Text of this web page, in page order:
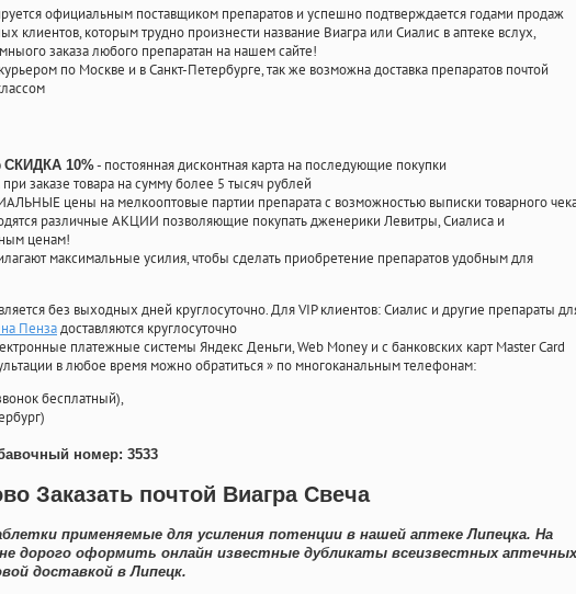
официальным поставщиком препаратов и успешно подтверждается годами продаж
клиентов, которым трудно произнести название Виагра или Сиалис в аптеке вслух,
заказа любого препаратан на нашем сайте!
по Москве и в Санкт-Петербурге, так же возможна доставка препаратов почтой
СКИДКА 10%- постоянная дисконтная карта на последующие покупки
при заказе товара на сумму более 5 тысяч рублей
цены на мелкооптовые партии препарата с возможностью выписки товарного
различные АКЦИИ позволяющие покупать дженерики Левитры, Сиалиса и
ценам!
максимальные усилия, чтобы сделать приобретение препаратов удобным для
без выходных дней круглосуточно. Для VIP клиентов: Сиалис и другие препараты
Пензадоставляются круглосуточно
платежные системы Яндекс Деньги, Web Money и с банковских карт Master Card
в любое время можно обратиться» по многоканальным телефонам:
бесплатный),
номер: 3533
Заказать почтой Виагра Свеча
применяемые для усиления потенции в нашей аптеке Липецка. На
дорого оформить онлайн известные дубликаты всеизвестных аптечных
доставкой в Липецк.